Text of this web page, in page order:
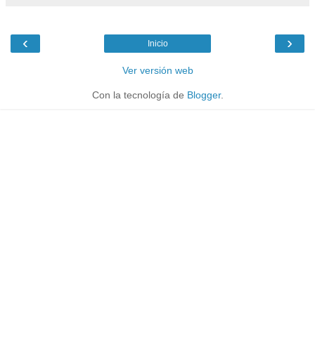
‹ ›
Inicio
Ver versión web
Con la tecnología de Blogger.